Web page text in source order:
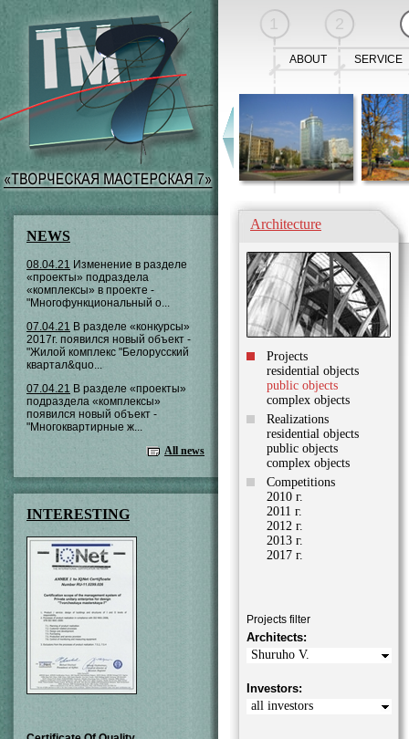
NEWS
08.04.21 Изменение в разделе
«проекты» подраздела
«комплексы» в проекте -
"Многофункциональный о...
07.04.21 В разделе «конкурсы»
2017г. появился новый объект -
"Жилой комплекс "Белорусский
квартал&quo...
07.04.21 В разделе «проекты»
подраздела «комплексы»
появился новый объект -
"Многоквартирные ж...
All news
INTERESTING
2
SERVICE
1
ABOUT
Architecture
Projects
residential objects
public objects
complex objects
Realizations
residential objects
public objects
complex objects
Competitions
2010 г.
2011 г.
2012 г.
2013 г.
2017 г.
Projects filter
Architects:
Shuruho V.
Investors:
all investors